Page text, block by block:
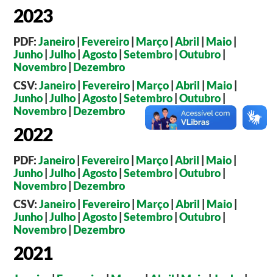
2023
PDF:Janeiro Fevereiro Março |Abril Maio
Junho |Julho |Agosto |Setembro |Outubro
Novembro Dezembro
CSV:Janeiro Fevereiro Março |Abril Maio
Junho |Julho |Agosto |Setembro |Outubro
Novembro Dezembro
2022
PDF:Janeiro Fevereiro Março |Abril Maio
Junho |Julho |Agosto |Setembro |Outubro
Novembro Dezembro
CSV:Janeiro Fevereiro Março |Abril Maio
Junho |Julho |Agosto |Setembro |Outubro
Novembro Dezembro
2021